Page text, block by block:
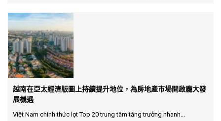
越南在亞太經濟版圖上持續提升地位，為房地產市場開啟龐大發
展機遇
Việt Nam chính thức lọt Top 20 trung tâm tăng trưởng nhanh...